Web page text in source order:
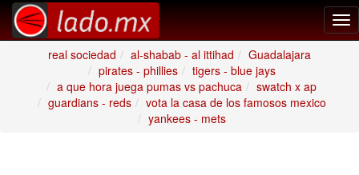
real sociedad
al-shabab - al ittihad
Guadalajara
pirates - phillies
tigers - blue jays
a que hora juega pumas vs pachuca
swatch x ap
guardians - reds
vota la casa de los famosos mexico
yankees - mets